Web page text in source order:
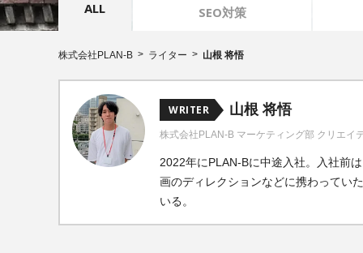
ALL SEO対策
株式会社PLAN-B ライター 山根 将悟
WRITER 山根 将悟
株式会社PLAN-B マーケティング部 クリエイ
2022年にPLAN-Bに中途入社。入社前
画のディレクションなどに携わってい
いる。